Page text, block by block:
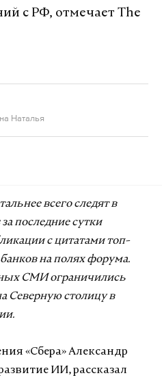
с РФ, отмечает The
Наталья
всего следят в
последние сутки
с цитатами топ-
на полях форума.
СМИ ограничились
Северную столицу в
«Сбера» Александр
ИИ, рассказал